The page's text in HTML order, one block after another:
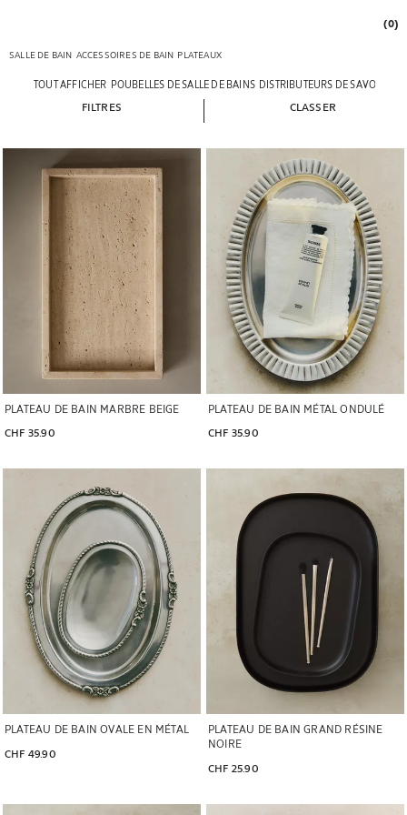
(0)
SALLE DE BAIN ACCESSOIRES DE BAIN PLATEAUX
TOUT AFFICHER POUBELLES DE SALLE DE BAINS DISTRIBUTEURS DE SAVON
FILTRES CLASSER
PLATEAU DE BAIN MARBRE BEIGE
CHF 35.90
Image changée en 1 de 7
PLATEAU DE BAIN MÉTAL ONDULÉ
CHF 35.90
Image changée en 1 de 5
PLATEAU DE BAIN OVALE EN MÉTAL
CHF 49.90
Image changée en 1 de 5
PLATEAU DE BAIN GRAND RÉSINE
NOIRE
CHF 25.90
Image changée en 1 de 6
Image changée en 1 de 6 Image changée en 1 de 5